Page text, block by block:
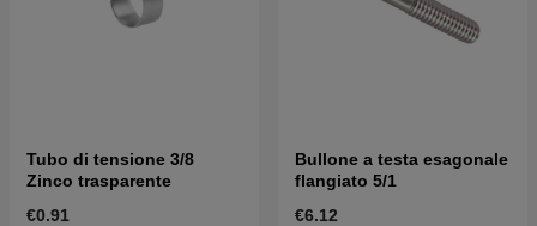
Tubo di tensione 3/8
Zinco trasparente
€0.91
Bullone a testa esagonale
flangiato 5/1
€6.12